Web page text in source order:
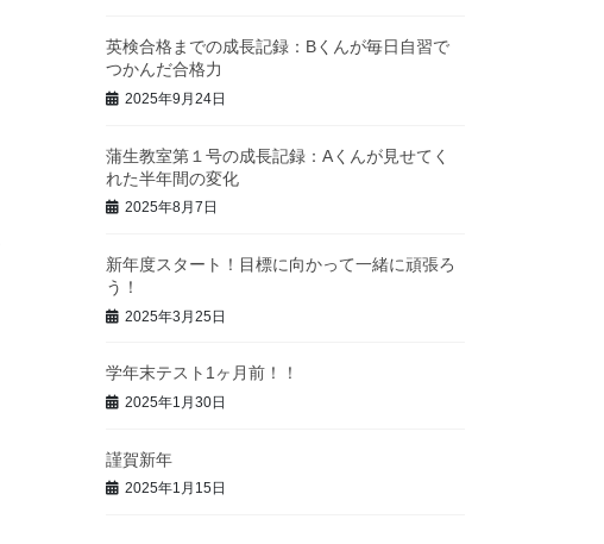
英検合格までの成長記録：Bくんが毎日自習で
つかんだ合格力
2025年9月24日
蒲生教室第１号の成長記録：Aくんが見せてく
れた半年間の変化
2025年8月7日
新年度スタート！目標に向かって一緒に頑張ろ
う！
2025年3月25日
学年末テスト1ヶ月前！！
2025年1月30日
謹賀新年
2025年1月15日